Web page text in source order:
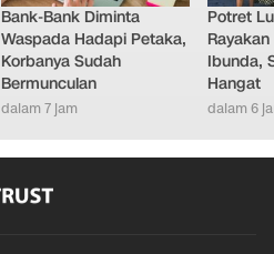
Bank-Bank Diminta
Waspada Hadapi Petaka,
Korbanya Sudah
Bermunculan
dalam 7 jam
Potret
Ibunda,
Hangat
dalam 6